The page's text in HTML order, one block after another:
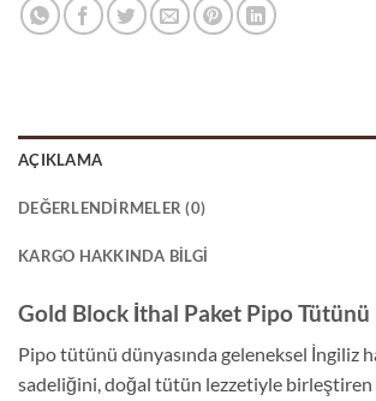
AÇIKLAMA
DEĞERLENDIRMELER (0)
KARGO HAKKINDA BILGI
Gold Block İthal Paket Pipo
Pipo tütünü dünyasında geleneksel İngiliz
sadeliğini, doğal tütün lezzetiyle birleştiren